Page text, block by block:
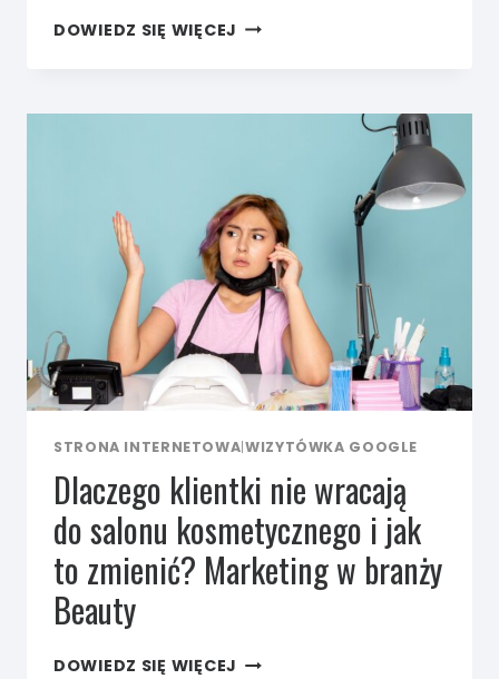
DOWIEDZ SIĘ WIĘCEJ OPINIE
BRANŻY
STRONA INTERNETOWA|WIZYTÓWKA GOOGLE
Dlaczego klientki nie wracają
do salonu kosmetycznego i jak
to zmienić? Marketing w branży
Beauty
DOWIEDZ SIĘ WIĘCEJ DLACZEGO